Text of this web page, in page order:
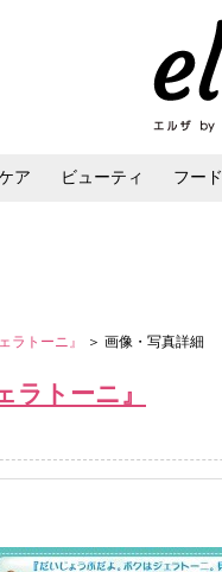
ア ビューティ フード
ラトーニ』 ＞ 画像・写真詳細
ラトーニ』